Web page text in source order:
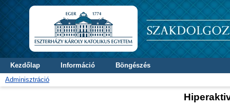
Kezdőlap Információ
Böngészés
Adminisztráció